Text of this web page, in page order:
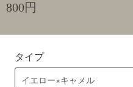
800円
タイプ